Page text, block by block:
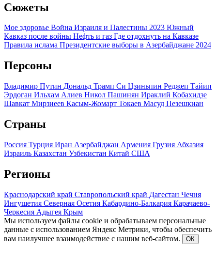
Сюжеты
Мое здоровье Война Израиля и Палестины 2023 Южный
Кавказ после войны Нефть и газ Где отдохнуть на Кавказе
Правила ислама Президентские выборы в Азербайджане 2024
Персоны
Владимир Путин Дональд Трамп Си Цзиньпин Реджеп Тайип
Эрдоган Ильхам Алиев Никол Пашинян Ираклий Кобахидзе
Шавкат Мирзиеев Касым-Жомарт Токаев Масуд Пезешкиан
Страны
Россия Турция Иран Азербайджан Армения Грузия Абхазия
Израиль Казахстан Узбекистан Китай США
Регионы
Краснодарский край Ставропольский край Дагестан Чечня
Ингушетия Северная Осетия Кабардино-Балкария Карачаево-
Черкесия Адыгея Крым
Мы используем файлы cookie и обрабатываем персональные
данные с использованием Яндекс Метрики, чтобы обеспечить
вам наилучшее взаимодействие с нашим веб-сайтом.
ОК